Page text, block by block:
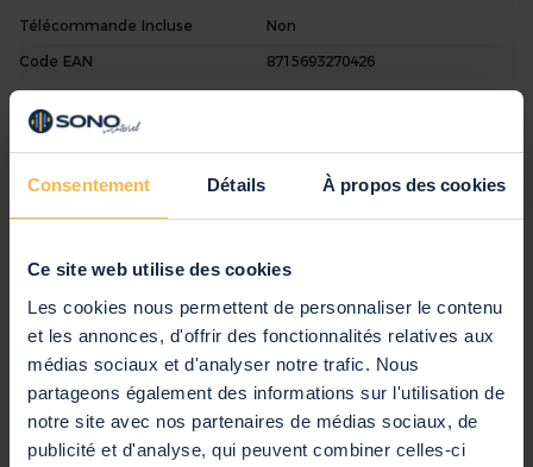
Consentement Détails À propos des cookies
Ce site web utilise des cookies
Les cookies nous permettent de personnaliser le contenu
et les annonces, d'offrir des fonctionnalités relatives aux
médias sociaux et d'analyser notre trafic. Nous
partageons également des informations sur l'utilisation de
notre site avec nos partenaires de médias sociaux, de
publicité et d'analyse, qui peuvent combiner celles-ci
Télécommande Incluse
Non
Code EAN
8715693270426
Français, Espagnol
Vous évaluez:
PD Connex Câble Alimentation Câble Secteur
IEC Mâle Femelle - 1m
Note produit